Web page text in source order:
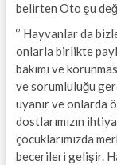
belirten Oto şu
‘’ Hayvanlar da
onlarla birlikte
bakımı ve
ve sorumluluğu
uyanır ve onlarda
dostlarımızın
çocuklarımızda
becerileri gelişir.